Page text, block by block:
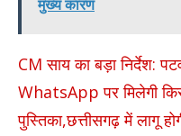
मुख्य कारण
CM साय का बड़ा निर्देश:
WhatsApp पर मिलेगी
पुस्तिका,छत्तीसगढ़ में लागू